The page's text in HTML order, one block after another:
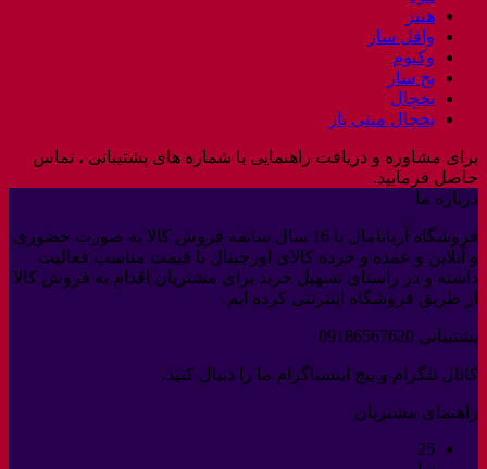
هیتر
وافل ساز
وکیوم
یخ ساز
یخچال
یخچال مینی بار
برای مشاوره و دریافت راهنمایی با شماره های پشتیبانی ، تماس
حاصل فرمایید.
درباره ما
فروشگاه آربابامال با 16 سال سابقه فروش کالا به صورت حضوری
و آنلاین و عمده و خرده کالای اورجینال با قیمت مناسب فعالیت
داشته و در راستای تسهیل خرید برای مشتریان اقدام به فروش کالا
از طریق فروشگاه اینترنتی کرده ایم.
پشتیبانی 09186567620
کانال تلگرام و پیج اینستاگرام ما را دنبال کنید.
راهنمای مشتریان
25